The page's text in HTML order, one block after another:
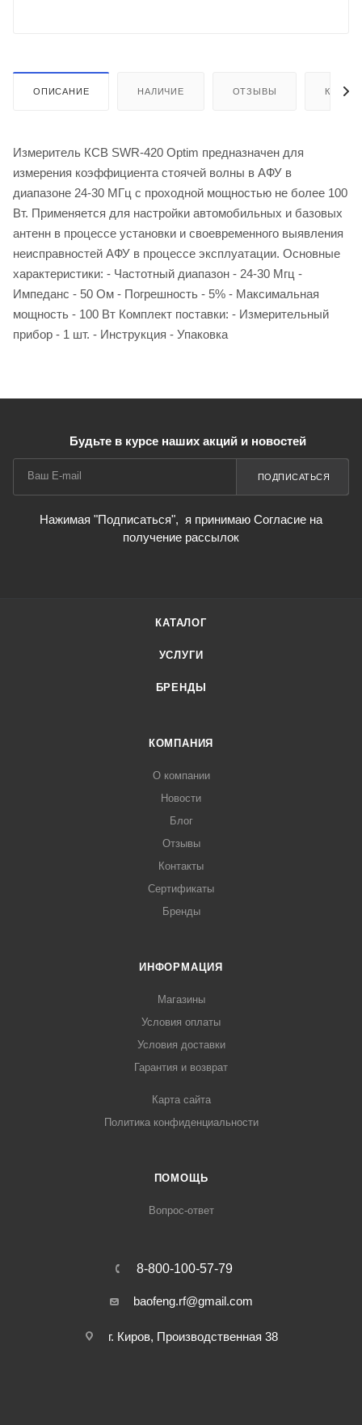
ОПИСАНИЕ НАЛИЧИЕ ОТЗЫВЫ КАК
Измеритель КСВ SWR-420 Optim предназначен для
измерения коэффициента стоячей волны в АФУ в
диапазоне 24-30 МГц с проходной мощностью не более 100
Вт. Применяется для настройки автомобильных и базовых
антенн в процессе установки и своевременного выявления
неисправностей АФУ в процессе эксплуатации. Основные
характеристики: - Частотный диапазон - 24-30 Мгц -
Импеданс - 50 Ом - Погрешность - 5% - Максимальная
мощность - 100 Вт Комплект поставки: - Измерительный
прибор - 1 шт. - Инструкция - Упаковка
Будьте в курсе наших акций и новостей
ПОДПИСАТЬСЯ
Нажимая "Подписаться", я принимаю Согласие на
получение рассылок
КАТАЛОГ
УСЛУГИ
БРЕНДЫ
КОМПАНИЯ
О компании
Новости
Блог
Отзывы
Контакты
Сертификаты
Бренды
ИНФОРМАЦИЯ
Магазины
Условия оплаты
Условия доставки
Гарантия и возврат
Карта сайта
Политика конфиденциальности
ПОМОЩЬ
Вопрос-ответ
8-800-100-57-79
baofeng.rf@gmail.com
г. Киров, Производственная 38